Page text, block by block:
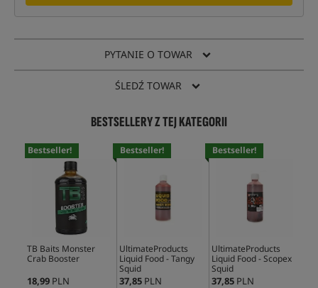
PYTANIE O TOWAR
ŚLEDŹ TOWAR
BESTSELLERY Z TEJ KATEGORII
Bestseller!
TB Baits Monster
Crab Booster
18,99 PLN
Bestseller!
UltimateProducts
Liquid Food - Tangy
Squid
37,85 PLN
Bestseller!
UltimateProducts
Liquid Food - Scopex
Squid
37,85 PLN